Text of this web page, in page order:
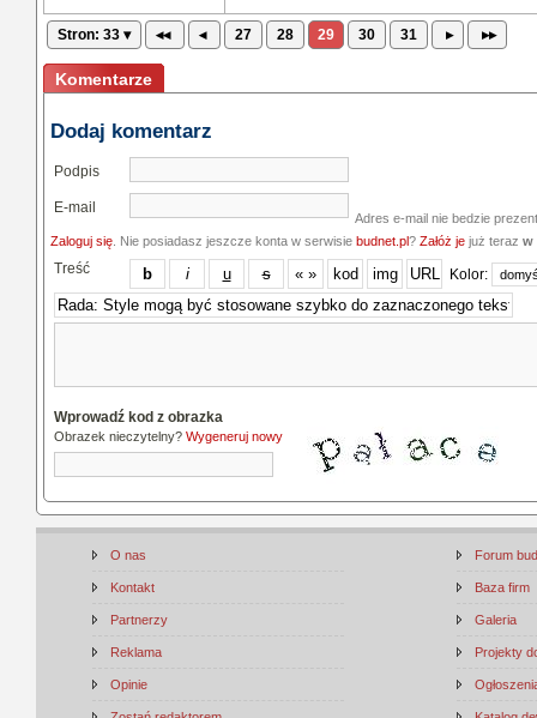
Stron: 33 ▾ ◂◂ ◂ 27 28 29 30 31 ▸ ▸▸
Komentarze
Dodaj komentarz
Podpis
E-mail
Adres e-mail nie bedzie
Zaloguj się . Nie posiadasz jeszcze konta w serwisie budnet.pl? Załóż je już teraz w
Treść Kolor:
Wprowadź kod z obrazka
Obrazek nieczytelny? Wygeneruj nowy
O nas
Kontakt
Partnerzy
Reklama
Opinie
Forum
Baza firm
Galeria
Projekty